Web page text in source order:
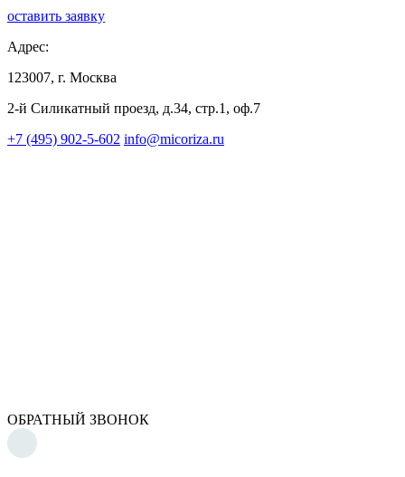
оставить заявку
Адрес:
123007, г. Москва
2-й Силикатный проезд, д.34, стр.1, оф.7
+7 (495) 902-5-602 info@micoriza.ru
ОБРАТНЫЙ ЗВОНОК